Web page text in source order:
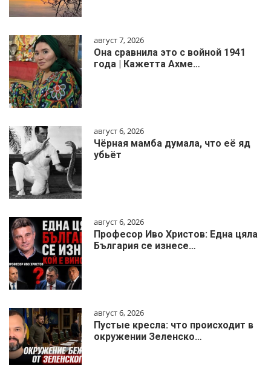
август 7, 2026
Она сравнила это с войной 1941
года | Кажетта Ахме…
август 6, 2026
Чёрная мамба думала, что её яд
убьёт
август 6, 2026
Професор Иво Христов: Една цяла
България се изнесе…
август 6, 2026
Пустые кресла: что происходит в
окружении Зеленско…